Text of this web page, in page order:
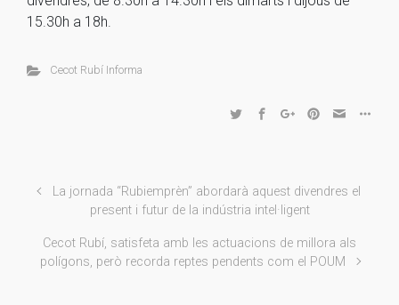
15.30h a 18h.
Cecot Rubí Informa
La jornada “Rubiemprèn” abordarà aquest divendres el
present i futur de la indústria intel·ligent
Cecot Rubí, satisfeta amb les actuacions de millora als
polígons, però recorda reptes pendents com el POUM